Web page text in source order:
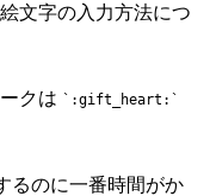
文字の入力方法につ
クは :gift_heart:
るのに一番時間がか